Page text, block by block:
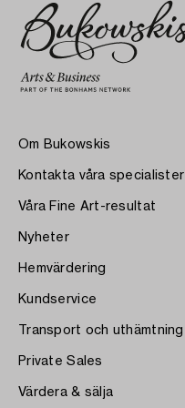
Om Bukowskis
Kontakta våra specialister
Våra Fine Art-resultat
Nyheter
Hemvärdering
Kundservice
Transport och uthämtning
Private Sales
Värdera & sälja